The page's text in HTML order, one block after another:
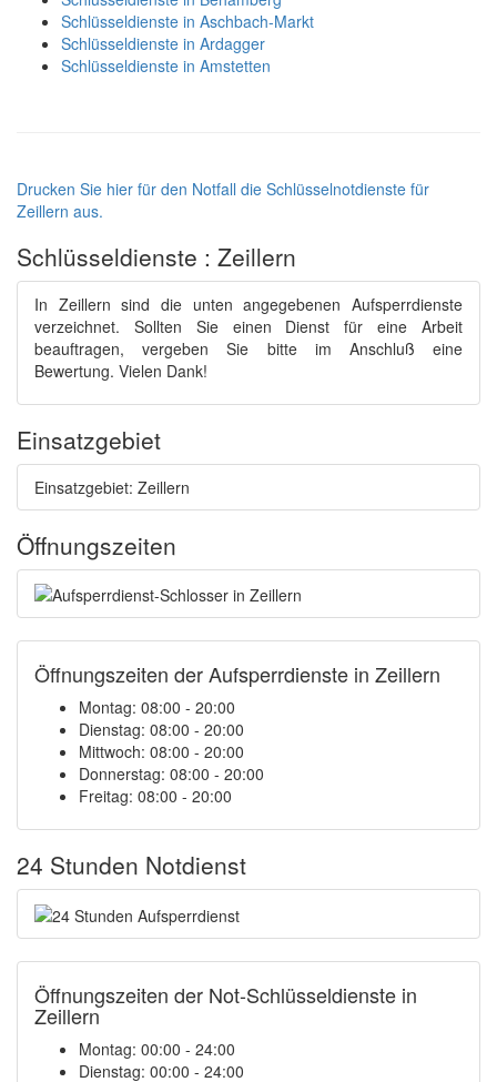
Schlüsseldienste in Aschbach-Markt
Schlüsseldienste in Ardagger
Schlüsseldienste in Amstetten
Drucken Sie hier für den Notfall die Schlüsselnotdienste für
Zeillern aus.
Schlüsseldienste : Zeillern
In Zeillern sind die unten angegebenen Aufsperrdienste
verzeichnet. Sollten Sie einen Dienst für eine Arbeit
beauftragen, vergeben Sie bitte im Anschluß eine
Bewertung. Vielen Dank!
Einsatzgebiet
Einsatzgebiet: Zeillern
Öffnungszeiten
Öffnungszeiten der Aufsperrdienste in Zeillern
Montag: 08:00 - 20:00
Dienstag: 08:00 - 20:00
Mittwoch: 08:00 - 20:00
Donnerstag: 08:00 - 20:00
Freitag: 08:00 - 20:00
24 Stunden Notdienst
Öffnungszeiten der Not-Schlüsseldienste in
Zeillern
Montag: 00:00 - 24:00
Dienstag: 00:00 - 24:00